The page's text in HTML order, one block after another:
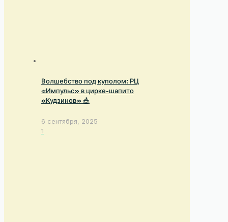
Волшебство под куполом: РЦ
«Импульс» в цирке-шапито
«Кудзинов» 🎪
6 сентября, 2025
1